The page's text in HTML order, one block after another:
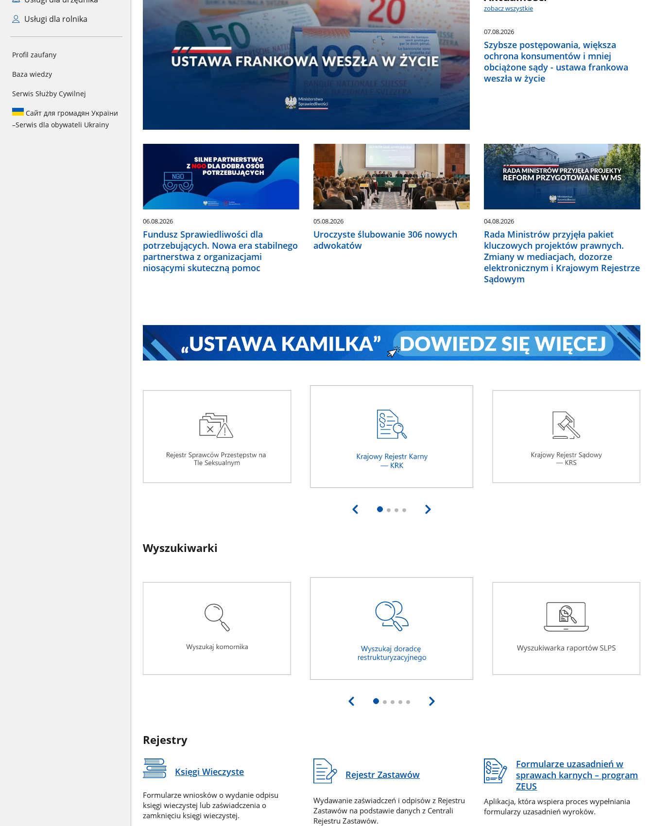
Usługi dla rolnika
Profil zaufany
Baza wiedzy
Serwis Służby Cywilnej
Сайт для громадян України
–Serwis dla obywateli Ukrainy
zobacz wszystkie
07.08.2026
Szybsze postępowania, większa
ochrona konsumentów i mniej
obciążone sądy - ustawa frankowa
weszła w życie
06.08.2026
Fundusz Sprawiedliwości dla
potrzebujących. Nowa era stabilnego
partnerstwa z organizacjami
niosącymi skuteczną pomoc
05.08.2026
Uroczyste ślubowanie 306 nowych
adwokatów
04.08.2026
Rada Ministrów przyjęła pakiet
kluczowych projektów prawnych.
Zmiany w mediacjach, dozorze
elektronicznym i Krajowym Rejestrze
Sądowym
Wyszukiwarki
Rejestry
Księgi Wieczyste
Formularze wniosków o wydanie odpisu
księgi wieczystej lub zaświadczenia o
zamknięciu księgi wieczystej.
Rejestr Zastawów
Wydawanie zaświadczeń i odpisów z Rejestru
Zastawów na podstawie danych z Centrali
Rejestru Zastawów.
Formularze uzasadnień w
sprawach karnych – program
ZEUS
Aplikacja, która wspiera proces wypełniania
formularzy uzasadnień wyroków.